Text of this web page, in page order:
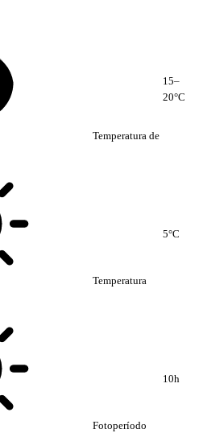
Temperatura de
15–
20°C
Temperatura
5°C
Fotoperíodo
10h